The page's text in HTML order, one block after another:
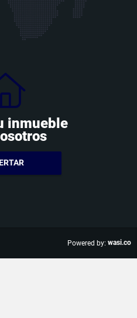
inmueble
Powered by: wasi.co